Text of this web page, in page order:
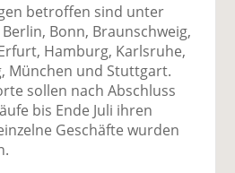
betroffen sind unter
Bonn, Braunschweig,
Hamburg, Karlsruhe,
München und Stuttgart.
sollen nach Abschluss
bis Ende Juli ihren
Geschäfte wurden